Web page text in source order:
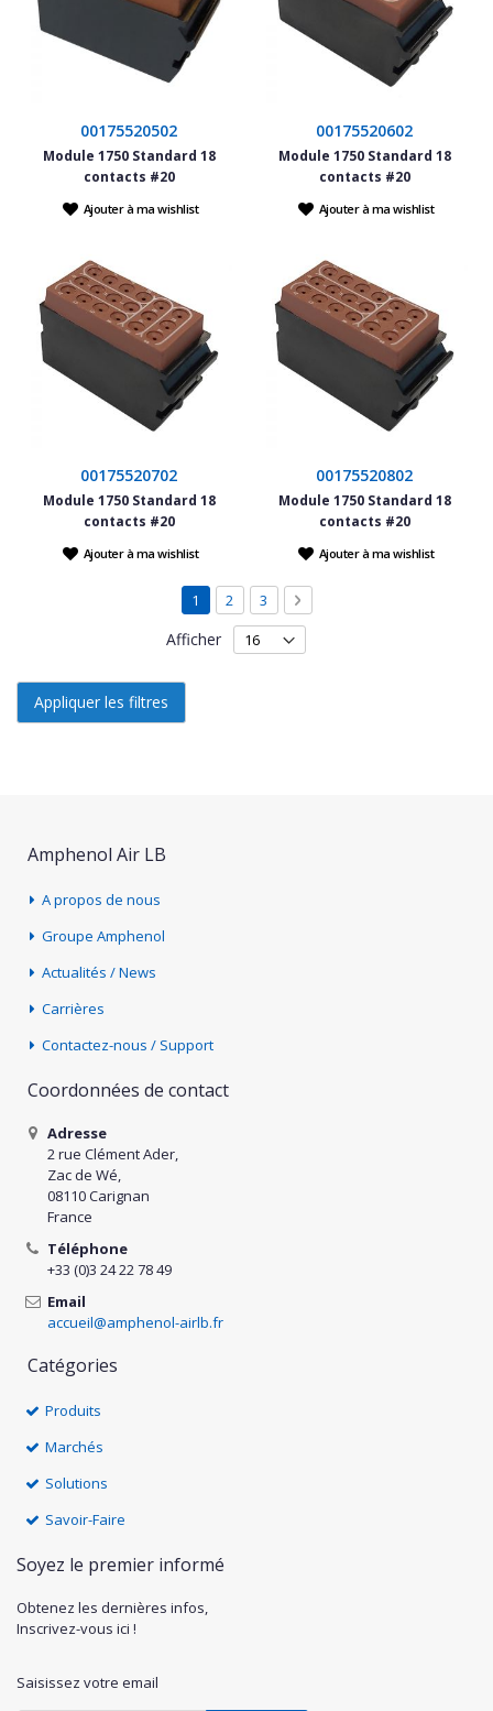
00175520502
Module 1750 Standard 18
contacts #20
Ajouter à ma wishlist
00175520602
Module 1750 Standard 18
contacts #20
Ajouter à ma wishlist
00175520702
Module 1750 Standard 18
contacts #20
Ajouter à ma wishlist
00175520802
Module 1750 Standard 18
contacts #20
Ajouter à ma wishlist
Page
Vous lisez actuellement la page
1 Page
2 Page
3 Page
Suivant
Afficher
Appliquer les filtres
Amphenol Air LB
A propos de nous
Groupe Amphenol
Actualités / News
Carrières
Contactez-nous / Support
Coordonnées de contact
Adresse
2 rue Clément Ader,
Zac de Wé,
08110 Carignan
France
Téléphone
+33 (0)3 24 22 78 49
Email
accueil@amphenol-airlb.fr
Catégories
Produits
Marchés
Solutions
Savoir-Faire
Soyez le premier informé
Obtenez les dernières infos,
Inscrivez-vous ici !
Saisissez votre email